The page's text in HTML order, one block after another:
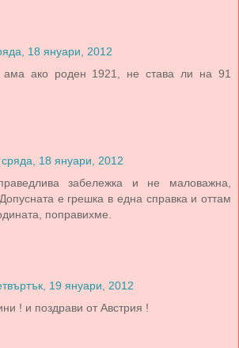
18 януари, 2012
ако роден 1921, не става ли на 91
сряда, 18 януари, 2012
забележка и не маловажна,
е грешка в една справка и оттам
поправихме.
19 януари, 2012
! и поздрави от Австрия !